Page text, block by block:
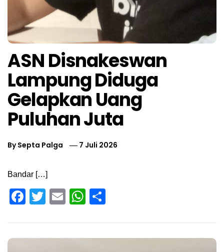
ASN Disnakeswan
Lampung Diduga
Gelapkan Uang
Puluhan Juta
BySepta Palga 7 Juli 2026
Bandar […]
Facebook
Twitter
EmailWhatsApp